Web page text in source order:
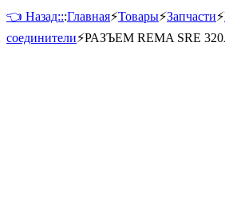
👈 Назад:::Главная⚡Товары⚡Запчасти⚡
соединители⚡РАЗЪЕМ REMA SRE